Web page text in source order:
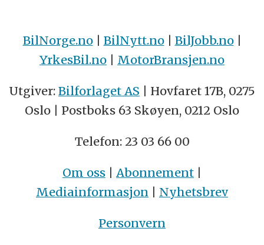
BilNorge.no| BilNytt.no| BilJobb.no|
YrkesBil.no | MotorBransjen.no
Utgiver: Bilforlaget AS | Hovfaret 17B, 0275
Oslo | Postboks 63 Skøyen, 0212 Oslo
Telefon: 23 03 66 00
Om oss | Abonnement |
Mediainformasjon | Nyhetsbrev
Personvern